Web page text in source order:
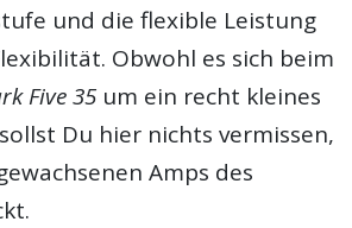
und die flexible Leistung
Obwohl es sich beim
Five 35 um ein recht kleines
Du hier nichts vermissen,
Amps des